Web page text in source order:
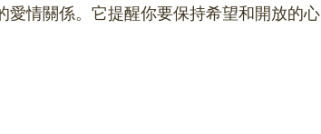
情關係。它提醒你要保持希望和開放的心